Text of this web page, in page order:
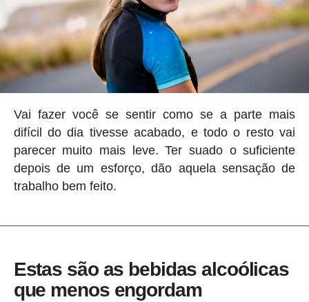
Vai fazer você se sentir como se a parte mais
difícil do dia tivesse acabado, e todo o resto vai
parecer muito mais leve. Ter suado o suficiente
depois de um esforço, dão aquela sensação de
trabalho bem feito.
Estas são as bebidas alcoólicas
que menos engordam